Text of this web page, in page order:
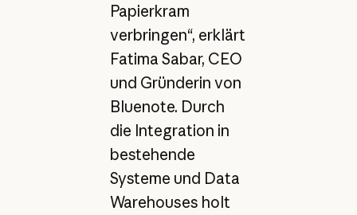
Papierkram
verbringen“, erklärt
Fatima Sabar, CEO
und Gründerin von
Bluenote. Durch
die Integration in
bestehende
Systeme und Data
Warehouses holt